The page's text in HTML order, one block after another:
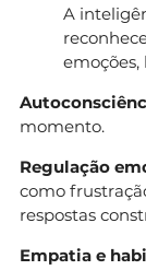
A
emoções,
momento.
Regulação
como
respostas
Empatia e